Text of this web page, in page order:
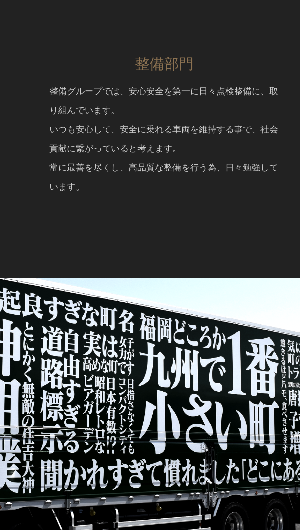
整備部門
整備グループでは、安心安全を第一に日々点検整備に、取
り組んでいます。
いつも安心して、安全に乗れる車両を維持する事で、社会
貢献に繋がっていると考えます。
常に最善を尽くし、高品質な整備を行う為、日々勉強して
います。